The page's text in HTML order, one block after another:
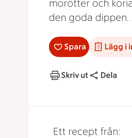
morötter och
den goda dippen.
Spara Lägg i
Skriv ut Dela
Ett recept från: